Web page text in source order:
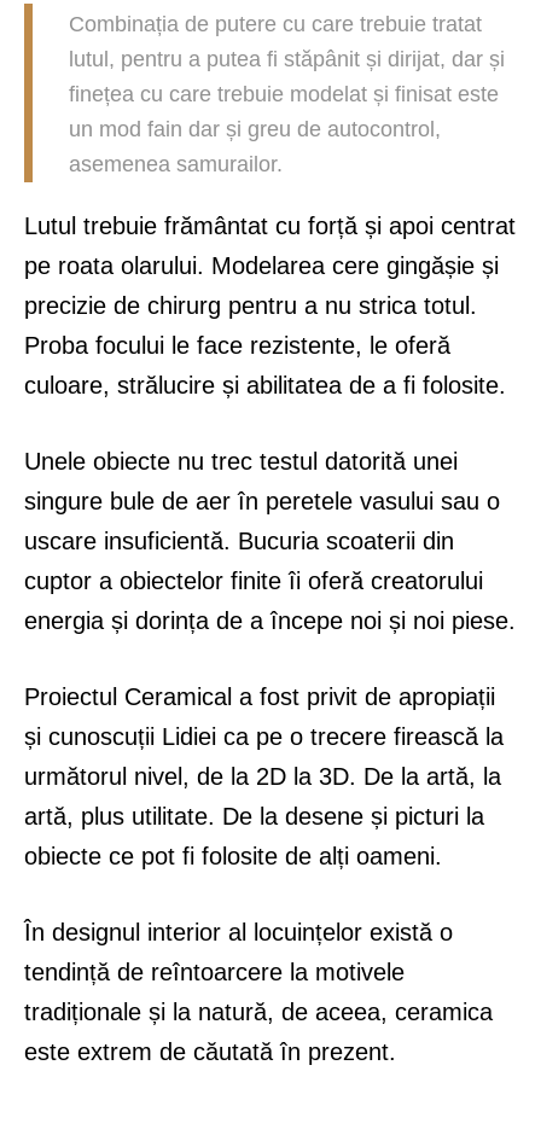
Combinația de putere cu care trebuie tratat
lutul, pentru a putea fi stăpânit și dirijat, dar și
finețea cu care trebuie modelat și finisat este
un mod fain dar și greu de autocontrol,
asemenea samurailor.
Lutul trebuie frământat cu forță și apoi centrat
pe roata olarului. Modelarea cere gingășie și
precizie de chirurg pentru a nu strica totul.
Proba focului le face rezistente, le oferă
culoare, strălucire și abilitatea de a fi folosite.
Unele obiecte nu trec testul datorită unei
singure bule de aer în peretele vasului sau o
uscare insuficientă. Bucuria scoaterii din
cuptor a obiectelor finite îi oferă creatorului
energia și dorința de a începe noi și noi piese.
Proiectul Ceramical a fost privit de apropiații
și cunoscuții Lidiei ca pe o trecere firească la
următorul nivel, de la 2D la 3D. De la artă, la
artă, plus utilitate. De la desene și picturi la
obiecte ce pot fi folosite de alți oameni.
În designul interior al locuințelor există o
tendință de reîntoarcere la motivele
tradiționale și la natură, de aceea, ceramica
este extrem de căutată în prezent.